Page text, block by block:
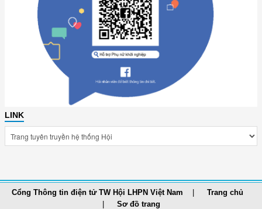
LINK
Cổng Thông tin điện tử TW Hội LHPN Việt Nam
Trang chủ
Sơ đồ trang